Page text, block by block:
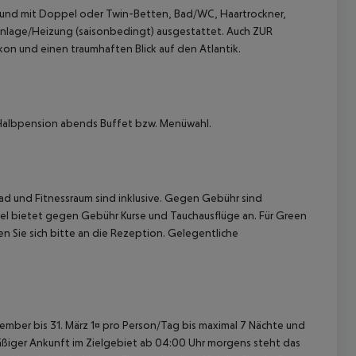
mit Doppel oder Twin-Betten, Bad/WC, Haartrockner,
Heizung (saisonbedingt) ausgestattet. Auch ZUR
und einen traumhaften Blick auf den Atlantik.
abends Buffet bzw. Menüwahl.
und Fitnessraum sind inklusive. Gegen Gebühr sind
bietet gegen Gebühr Kurse und Tauchausflüge an. Für Green
Sie sich bitte an die Rezeption. Gelegentliche
bis 31. März 1¤ pro Person/Tag bis maximal 7 Nächte und
Ankunft im Zielgebiet ab 04:00 Uhr morgens steht das